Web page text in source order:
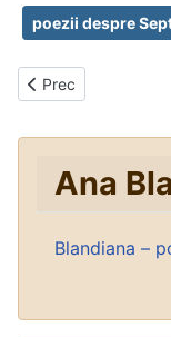
poezii despre
Articol precedent:
Prec
Ana
Blandiana –